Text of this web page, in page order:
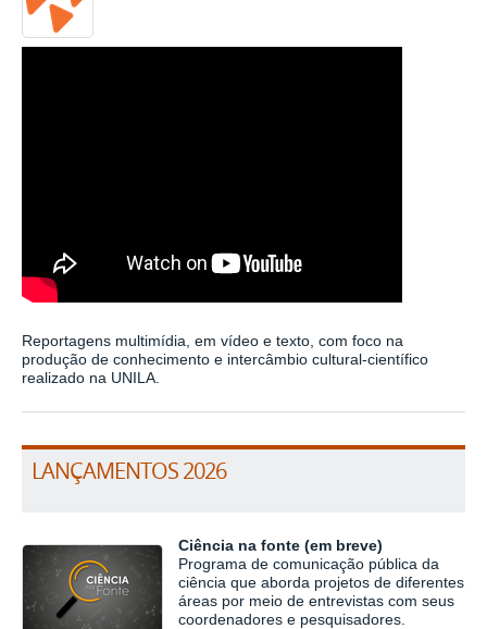
Reportagens multimídia, em vídeo e texto, com foco na
produção de conhecimento e intercâmbio cultural-científico
realizado na UNILA.
LANÇAMENTOS 2026
Ciência na fonte (em breve)
Programa de comunicação pública da
ciência que aborda projetos de diferentes
áreas por meio de entrevistas com seus
coordenadores e pesquisadores.